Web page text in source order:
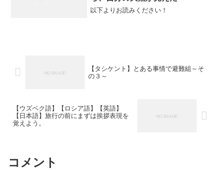
以下よりお読みください！
【タシケント】とある事情で避難組～そ
の３～
【ウズベク語】【ロシア語】【英語】
【日本語】旅行の前にまずは挨拶表現を
覚えよう。
コメント